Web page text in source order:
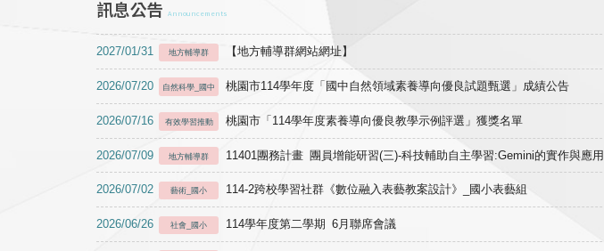
訊息公告 Announcements
2027/01/31 地方輔導群 【地方輔導群網站網址】
2026/07/20 自然科學_國中 桃園市114學年度「國中自然領域素養導向優良試題甄選」成績公告
2026/07/16 有效學習推動 桃園市「114學年度素養導向優良教學示例評選」獲獎名單
2026/07/09 地方輔導群 11401團務計畫 團員增能研習(三)-科技輔助自主學習:Gemini的實作與應用
2026/07/02 藝術_國小 114-2跨校學習社群《數位融入表藝教案設計》_國小表藝組
2026/06/26 社會_國小 114學年度第二學期 6月聯席會議